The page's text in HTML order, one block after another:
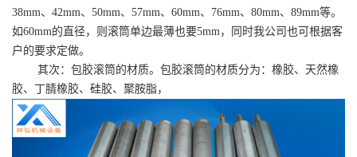
38mm、42mm、50mm、57mm、60mm、76mm、80mm、89mm等。
如60mm的直径，则滚筒单边最薄也要5mm，同时我公司也可根据客
户的要求定做。
其次：包胶滚筒的材质。 包胶滚筒的材质分为：橡胶、天然橡
胶、丁腈橡胶、硅胶、聚胺脂，